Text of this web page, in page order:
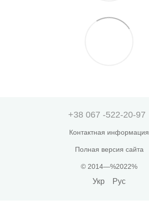
+38 067 -522-20-97
Контактная информация
Полная версия сайта
© 2014—%2022%
Укр Рус